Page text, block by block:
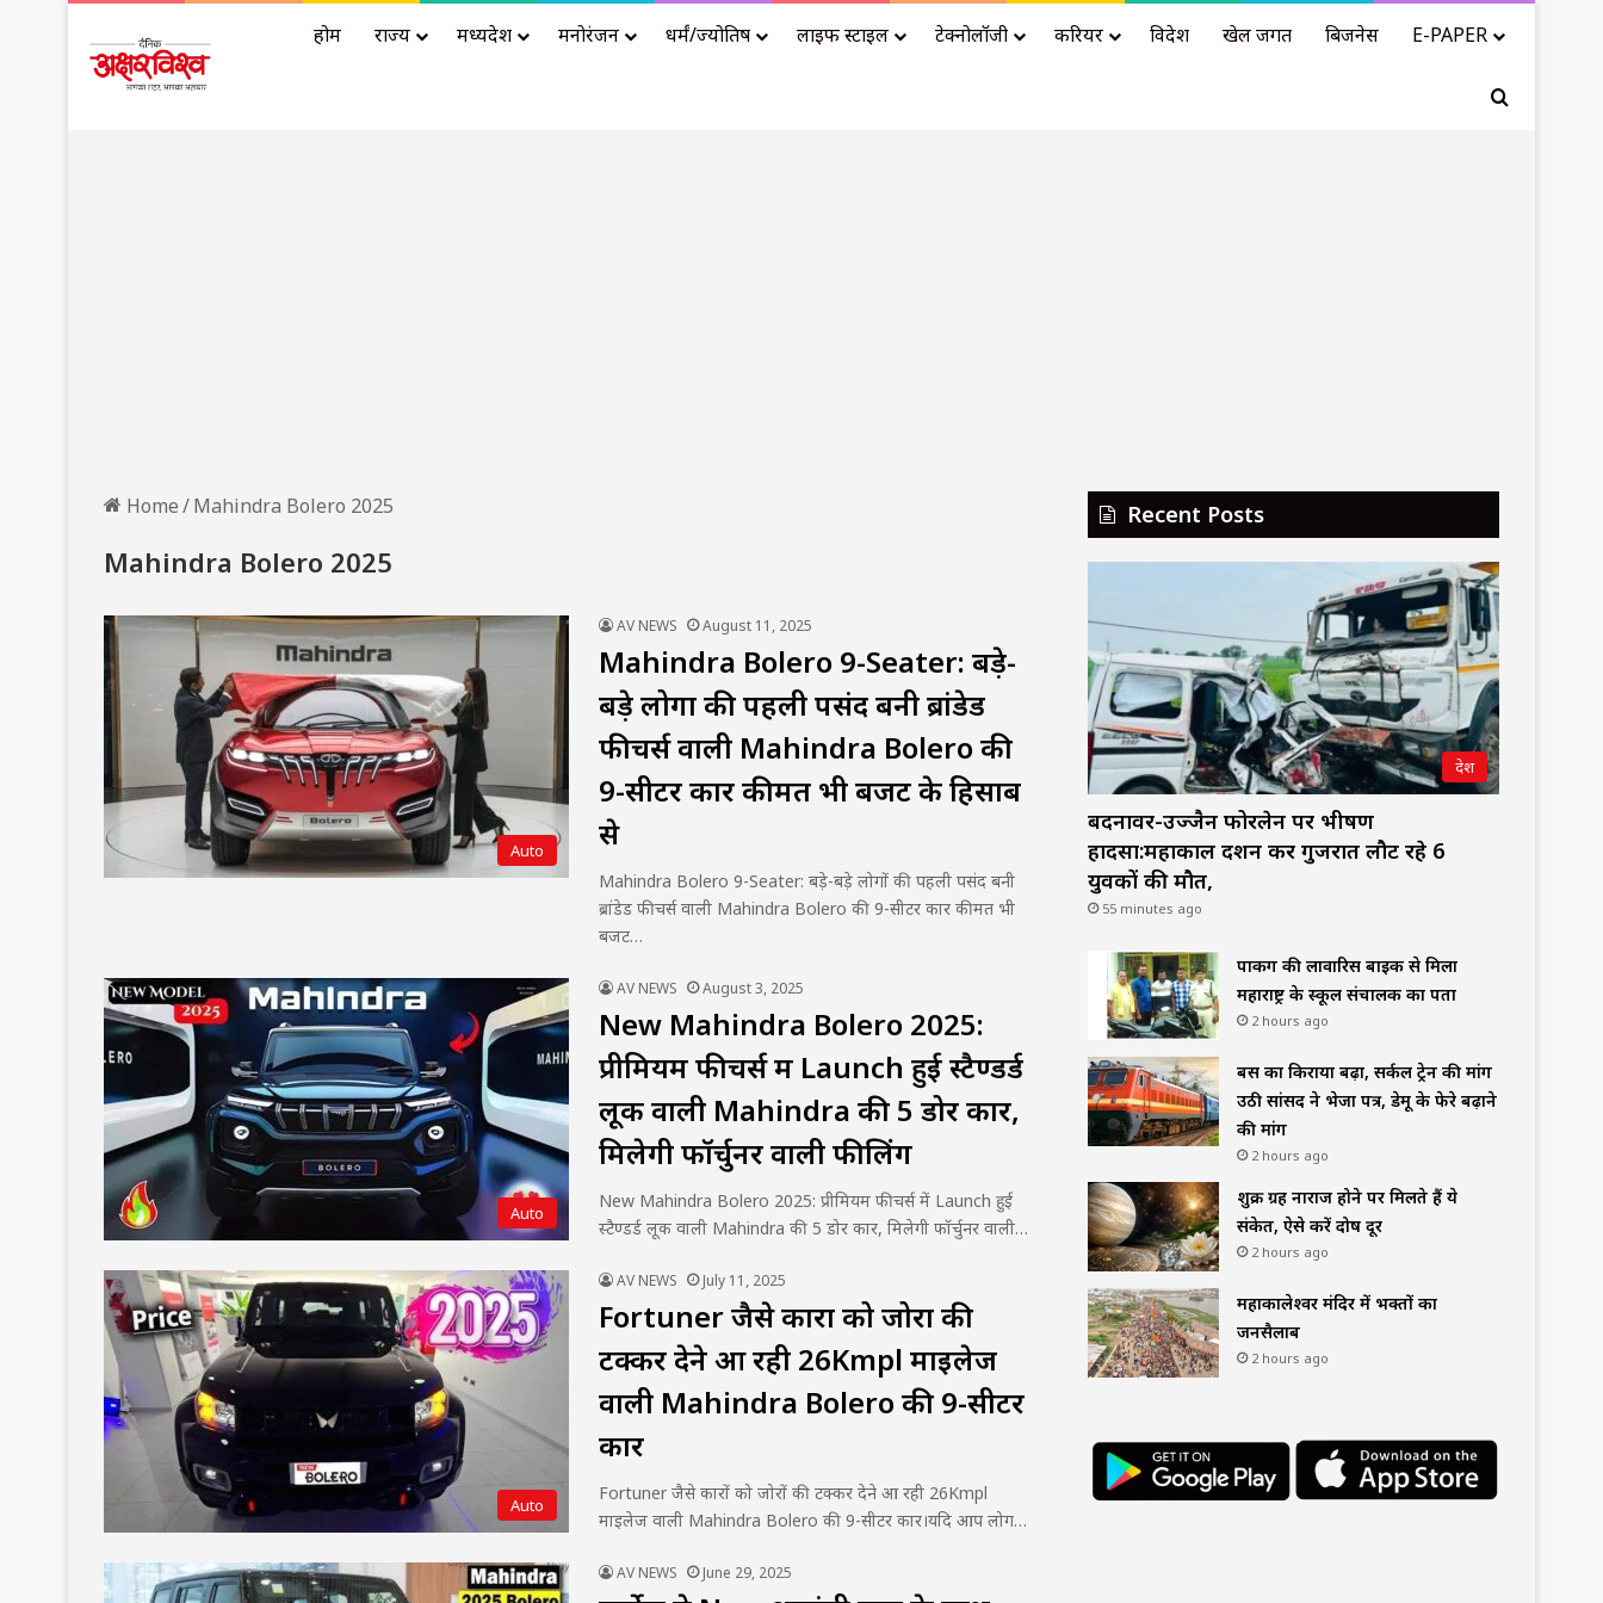
होम राज्य मध्यप्रदेश मनोरंजन धर्मं/ज्योतिष लाइफ स्टाइल टेक्नोलॉजी करियर विदेश खेल जगत बिजनेस E-PAPER
Search for
Home/Mahindra Bolero 2025
Mahindra Bolero 2025
Auto
AV NEWS August 11, 2025
Mahindra Bolero 9-Seater: बड़े-
बड़े लोगों की पहली पसंद बनी ब्रांडेड
फीचर्स वाली Mahindra Bolero की
9-सीटर कार कीमत भी बजट के हिसाब
से
Mahindra Bolero 9-Seater: बड़े-बड़े लोगों की पहली पसंद बनी
ब्रांडेड फीचर्स वाली Mahindra Bolero की 9-सीटर कार कीमत भी
बजट…
Auto
AV NEWS August 3, 2025
New Mahindra Bolero 2025:
प्रीमियम फीचर्स में Launch हुई स्टैण्डर्ड
लूक वाली Mahindra की 5 डोर कार,
मिलेगी फॉर्चुनर वाली फीलिंग
New Mahindra Bolero 2025: प्रीमियम फीचर्स में Launch हुई
स्टैण्डर्ड लूक वाली Mahindra की 5 डोर कार, मिलेगी फॉर्चुनर वाली…
Auto
AV NEWS July 11, 2025
Fortuner जैसे कारों को जोरों की
टक्कर देने आ रही 26Kmpl माइलेज
वाली Mahindra Bolero की 9-सीटर
कार
Fortuner जैसे कारों को जोरों की टक्कर देने आ रही 26Kmpl
माइलेज वाली Mahindra Bolero की 9-सीटर कार।यदि आप लोग…
AV NEWS June 29, 2025
Recent Posts
देश
बदनावर-उज्जैन फोरलेन पर भीषण
हादसा:महाकाल दर्शन कर गुजरात लौट रहे 6
युवकों की मौत,
55 minutes ago
पार्किंग की लावारिस बाइक से मिला
महाराष्ट्र के स्कूल संचालक का पता
2 hours ago
बस का किराया बढ़ा, सर्कल ट्रेन की मांग
उठी सांसद ने भेजा पत्र, डेमू के फेरे बढ़ाने
की मांग
2 hours ago
शुक्र ग्रह नाराज होने पर मिलते हैं ये
संकेत, ऐसे करें दोष दूर
2 hours ago
महाकालेश्वर मंदिर में भक्तों का
जनसैलाब
2 hours ago